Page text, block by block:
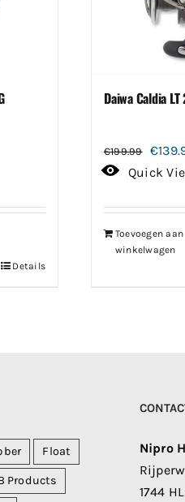
Details
Daiwa Caldia
€199.99
prijs
€
Quick
Toevoegen aan
winkelwagen
Float
Products
Nipro
1744